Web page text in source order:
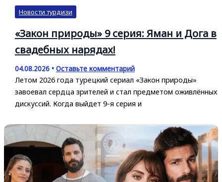
Новости турдизи
«Закон природы» 9 серия: Яман и Дога в
свадебных нарядах!
04.08.2026 • Оставьте комментарий
Летом 2026 года турецкий сериал «Закон природы»
завоевал сердца зрителей и стал предметом оживлённых
дискуссий. Когда выйдет 9-я серия и